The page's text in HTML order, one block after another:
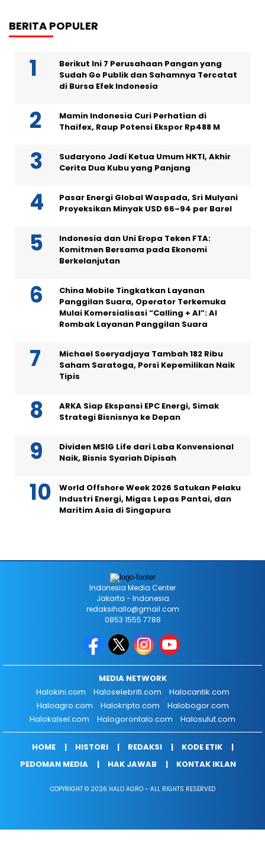
BERITA POPULER
Berikut Ini 7 Perusahaan Pangan yang
Sudah Go Publik dan Sahamnya Tercatat
di Bursa Efek Indonesia
Mamin Indonesia Curi Perhatian di
Thaifex, Raup Potensi Ekspor Rp488 M
Sudaryono Jadi Ketua Umum HKTI, Akhir
Cerita Dua Kubu yang Panjang
Pasar Energi Global Waspada, Sri Mulyani
Proyeksikan Minyak USD 66–94 per Barel
Indonesia dan Uni Eropa Teken FTA:
Komitmen Bersama pada Ekonomi
Berkelanjutan
China Mobile Tingkatkan Layanan
Panggilan Suara, Operator Terkemuka
Mulai Komersialisasi “Calling + AI”: AI
Rombak Layanan Panggilan Suara
Michael Soeryadjaya Tambah 182 Ribu
Saham Saratoga, Porsi Kepemilikan Naik
Tipis
ARKA Siap Ekspansi EPC Energi, Simak
Strategi Bisnisnya ke Depan
Dividen MSIG Life dari Laba Konvensional
Naik, Bisnis Syariah Dipisah
World Offshore Week 2026 Satukan Pelaku
Industri Energi, Migas Lepas Pantai, dan
Maritim Asia di Singapura
Indonesia Media Center
Jakarta - Indonesia
redaksihallo@gmail.com
0853 1555 7788
MEDIA NETWORK
Halokini.com
Haloselebriti.com
Halocantik.com
Haloagro.com
Halokripto.com
Halobogor.com
Halokalsel.com
Halogorontalo.com Halosulut.com
HOME HISTORI REDAKSI
KODE ETIK
PEDOMAN MEDIA
HAK JAWAB KONTAK IKLAN
COPYRIGHT © 2026 HALO AGRO - ALL RIGHTS RESERVED